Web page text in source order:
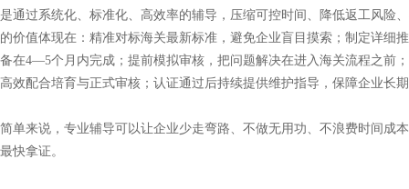
是通过系统化、标准化、高效率的辅导，压缩可控时间、降低返工风险
的价值体现在：精准对标海关最新标准，避免企业盲目摸索；制定详细
备在4—5个月内完成；提前模拟审核，把问题解决在进入海关流程之前
高效配合培育与正式审核；认证通过后持续提供维护指导，保障企业长
简单来说，专业辅导可以让企业少走弯路、不做无用功、不浪费时间成
最快拿证。